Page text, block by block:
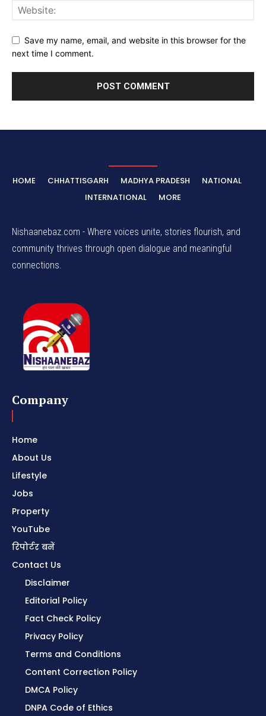
Save my name, email, and website in this browser for the
next time I comment.
HOME CHHATTISGARH MADHYA PRADESH
NATIONAL
INTERNATIONAL
MORE
Nishaanebaz.com - Where voices unite, stories flourish, and
community thrives through open dialogue and meaningful
connections.
Company
Home
About Us
Lifestyle
Jobs
Property
YouTube
रिपोर्टर बनें
Contact Us
Disclaimer
Editorial Policy
Fact Check Policy
Privacy Policy
Terms and Conditions
Content Correction Policy
DMCA Policy
DNPA Code of Ethics